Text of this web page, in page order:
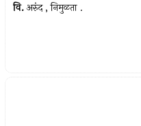
वि. अरुंद , निमुळता .